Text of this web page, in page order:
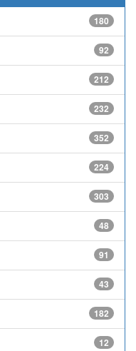
180
92
212
232
352
224
303
48
91
43
182
12